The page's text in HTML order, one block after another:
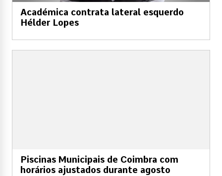
Académica contrata lateral esquerdo
Hélder Lopes
Piscinas Municipais de Coimbra com
horários ajustados durante agosto